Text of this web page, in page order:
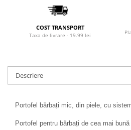
COST TRANSPORT
Taxa de livrare - 19.99 lei
Descriere
Portofel bărbați mic, din piele, cu
Portofel pentru bărbați de cea mai